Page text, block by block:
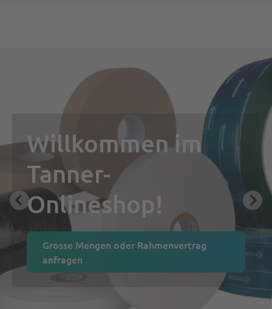
Willkommen im
Tanner-
Onlineshop!
Grosse Mengen oder Rahmenvertrag
anfragen